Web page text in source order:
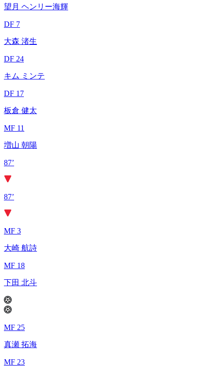
望月 ヘンリー海輝
DF 7
大森 渚生
DF 24
キム ミンテ
DF 17
板倉 健太
MF 11
増山 朝陽
87’
87’
MF 3
大崎 航詩
MF 18
下田 北斗
MF 25
真瀬 拓海
MF 23